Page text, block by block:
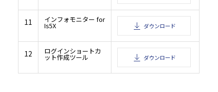
11 インフォモニター for
Is5X ダウンロード
12 ログインショートカ
ット作成ツール ダウンロード